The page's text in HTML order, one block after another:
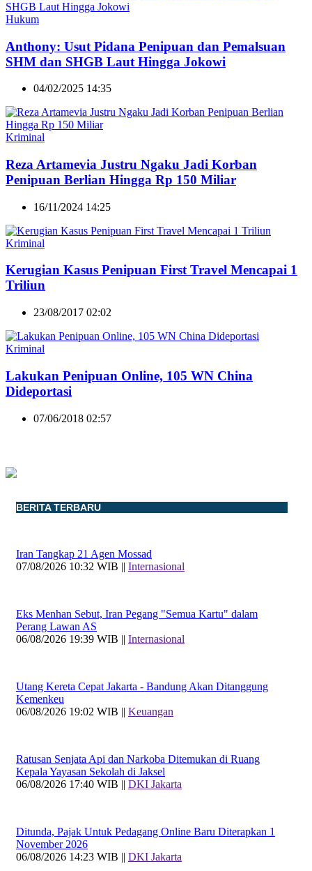
Hukum
Anthony: Usut Pidana Penipuan dan Pemalsuan
SHM dan SHGB Laut Hingga Jokowi
04/02/2025 14:35
Kriminal
Reza Artamevia Justru Ngaku Jadi Korban
Penipuan Berlian Hingga Rp 150 Miliar
16/11/2024 14:25
Kriminal
Kerugian Kasus Penipuan First Travel Mencapai 1
Triliun
23/08/2017 02:02
Kriminal
Lakukan Penipuan Online, 105 WN China
Dideportasi
07/06/2018 02:57
BERITA TERBARU
Iran Tangkap 21 Agen Mossad
07/08/2026 10:32 WIB || Internasional
Eks Menhan Sebut, Iran Pegang "Semua Kartu" dalam
Perang Lawan AS
06/08/2026 19:39 WIB || Internasional
Utang Kereta Cepat Jakarta - Bandung Akan Ditanggung
Kemenkeu
06/08/2026 19:02 WIB || Keuangan
Ratusan Senjata Api dan Narkoba Ditemukan di Ruang
Kepala Yayasan Sekolah di Jaksel
06/08/2026 17:40 WIB || DKI Jakarta
Ditunda, Pajak Untuk Pedagang Online Baru Diterapkan 1
November 2026
06/08/2026 14:23 WIB || DKI Jakarta